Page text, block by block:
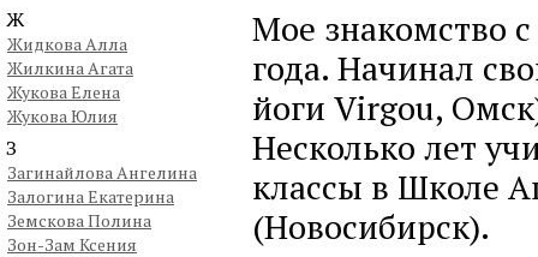
Ж
Жидкова Алла
Жилкина Агата
Жукова Елена
Жукова Юлия
З
Загинайлова Ангелина
Залогина Екатерина
Земскова Полина
Зон-Зам Ксения
Мое знакомство
года. Начинал
йоги Virgou,
Несколько лет
классы в Школе
(Новосибирск).